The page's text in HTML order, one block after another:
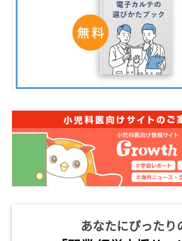
あなたにぴったり